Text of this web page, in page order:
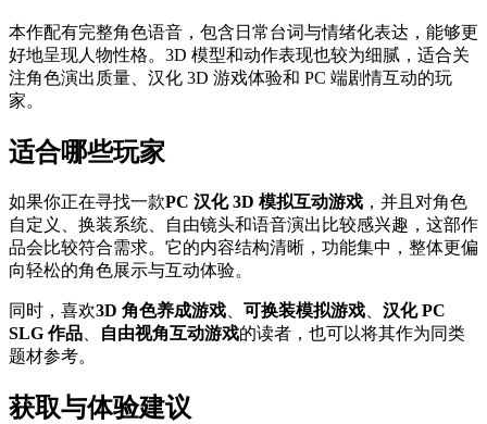
本作配有完整角色语音，包含日常台词与情绪化表达，能够更
好地呈现人物性格。3D 模型和动作表现也较为细腻，适合关
注角色演出质量、汉化 3D 游戏体验和 PC 端剧情互动的玩
家。
适合哪些玩家
如果你正在寻找一款PC 汉化 3D 模拟互动游戏 ，并且对角色
自定义、换装系统、自由镜头和语音演出比较感兴趣，这部作
品会比较符合需求。它的内容结构清晰，功能集中，整体更偏
向轻松的角色展示与互动体验。
同时，喜欢3D 角色养成游戏 可换装模拟游戏
汉化 PC
SLG 作品
自由视角互动游戏的读者，也可以将其作为同类
题材参考。
获取与体验建议